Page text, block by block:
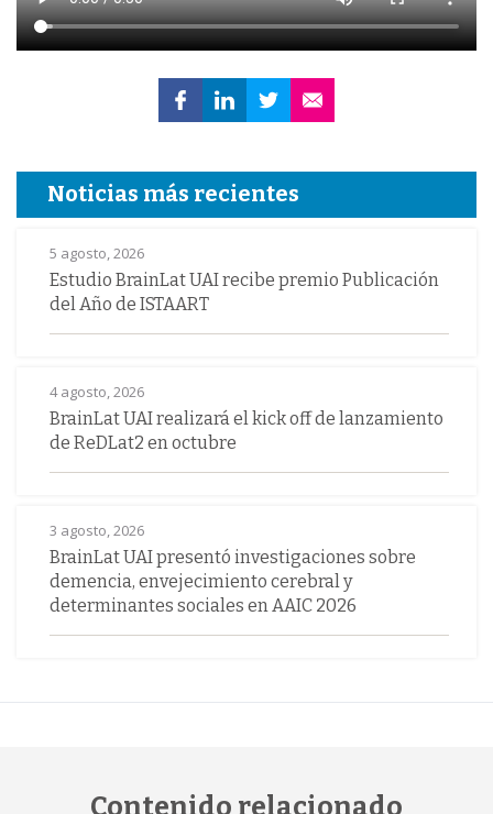
Noticias más recientes
5 agosto, 2026
Estudio BrainLat UAI recibe premio Publicación
del Año de ISTAART
4 agosto, 2026
BrainLat UAI realizará el kick off de lanzamiento
de ReDLat2 en octubre
3 agosto, 2026
BrainLat UAI presentó investigaciones sobre
demencia, envejecimiento cerebral y
determinantes sociales en AAIC 2026